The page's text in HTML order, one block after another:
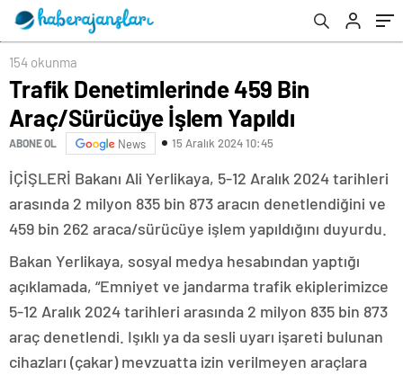
154 okunma
Trafik Denetimlerinde 459 Bin
Araç/Sürücüye İşlem Yapıldı
ABONE OL News 15 Aralık 2024 10:45
İÇİŞLERİ Bakanı Ali Yerlikaya, 5-12 Aralık 2024 tarihleri
arasında 2 milyon 835 bin 873 aracın denetlendiğini ve
459 bin 262 araca/sürücüye işlem yapıldığını duyurdu.
Bakan Yerlikaya, sosyal medya hesabından yaptığı
açıklamada, “Emniyet ve jandarma trafik ekiplerimizce
5-12 Aralık 2024 tarihleri arasında 2 milyon 835 bin 873
araç denetlendi. Işıklı ya da sesli uyarı işareti bulunan
cihazları (çakar) mevzuatta izin verilmeyen araçlara